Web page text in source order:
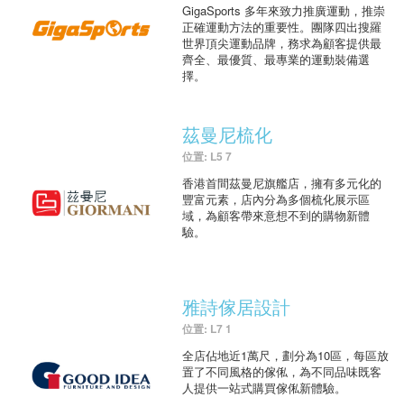
GigaSports 多年來致力推廣運動，推崇
正確運動方法的重要性。團隊四出搜羅
世界頂尖運動品牌，務求為顧客提供最
齊全、最優質、最專業的運動裝備選
擇。
茲曼尼梳化
位置: L5 7
香港首間茲曼尼旗艦店，擁有多元化的
豐富元素，店內分為多個梳化展示區
域，為顧客帶來意想不到的購物新體
驗。
雅詩傢居設計
位置: L7 1
全店佔地近1萬尺，劃分為10區，每區放
置了不同風格的傢俬，為不同品味既客
人提供一站式購買傢俬新體驗。